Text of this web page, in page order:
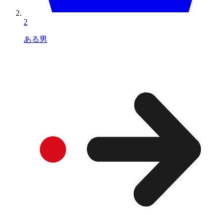
2
ある男